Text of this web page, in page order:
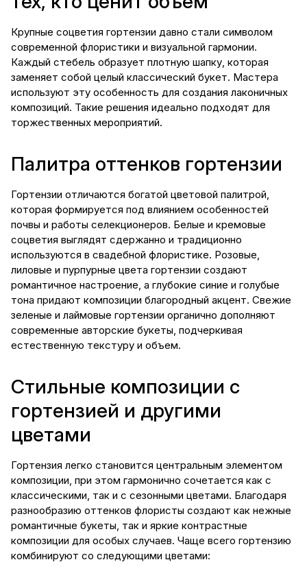
Крупные соцветия гортензии давно стали символом
современной флористики и визуальной гармонии.
Каждый стебель образует плотную шапку, которая
заменяет собой целый классический букет. Мастера
используют эту особенность для создания лаконичных
композиций. Такие решения идеально подходят для
торжественных мероприятий.
Палитра оттенков гортензии
Гортензии отличаются богатой цветовой палитрой,
которая формируется под влиянием особенностей
почвы и работы селекционеров. Белые и кремовые
соцветия выглядят сдержанно и традиционно
используются в свадебной флористике. Розовые,
лиловые и пурпурные цвета гортензии создают
романтичное настроение, а глубокие синие и голубые
тона придают композиции благородный акцент. Свежие
зеленые и лаймовые гортензии органично дополняют
современные авторские букеты, подчеркивая
естественную текстуру и объем.
Стильные композиции с
гортензией и другими
цветами
Гортензия легко становится центральным элементом
композиции, при этом гармонично сочетается как с
классическими, так и с сезонными цветами. Благодаря
разнообразию оттенков флористы создают как нежные
романтичные букеты, так и яркие контрастные
композиции для особых случаев. Чаще всего гортензию
комбинируют со следующими цветами: